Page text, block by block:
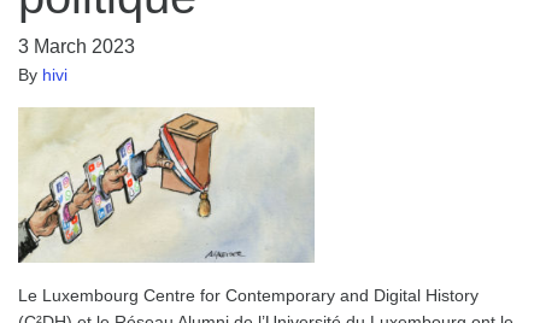
3 March 2023
By hivi
Le Luxembourg Centre for Contemporary and Digital History